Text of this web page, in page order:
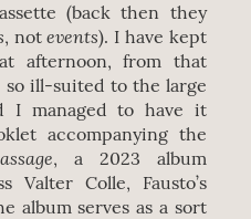
(back then they
, notevents). I have kept
afternoon, from that
ill-suited to the large
I managed to have it
accompanying the
, a 2023 album
Valter Colle, Fausto’s
album serves as a sort